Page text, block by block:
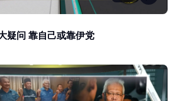
疑问 靠自己或靠伊党